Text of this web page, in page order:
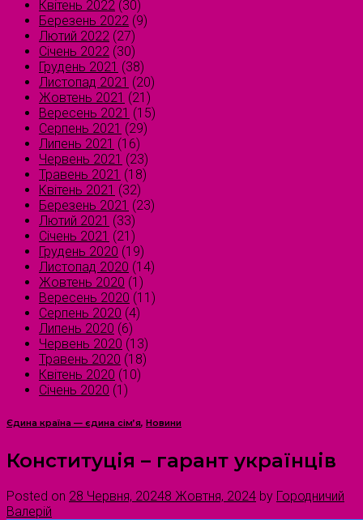
Квітень 2022 (30)
Березень 2022 (9)
Лютий 2022 (27)
Січень 2022 (30)
Грудень 2021 (38)
Листопад 2021 (20)
Жовтень 2021 (21)
Вересень 2021 (15)
Серпень 2021 (29)
Липень 2021 (16)
Червень 2021 (23)
Травень 2021 (18)
Квітень 2021 (32)
Березень 2021 (23)
Лютий 2021 (33)
Січень 2021 (21)
Грудень 2020 (19)
Листопад 2020 (14)
Жовтень 2020 (1)
Вересень 2020 (11)
Серпень 2020 (4)
Липень 2020 (6)
Червень 2020 (13)
Травень 2020 (18)
Квітень 2020 (10)
Січень 2020 (1)
Єдина країна — єдина сім’я, Новини
Конституція – гарант українців
Posted on 28 Червня, 20248 Жовтня, 2024 by Городничий
Валерій